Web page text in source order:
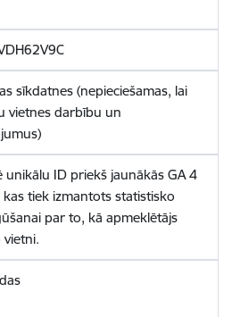
sīkdatnes (nepieciešamas, lai
vietnes darbību un
unikālu ID priekš jaunākās GA 4
kas tiek izmantots statistisko
par to, kā apmeklētājs
vietni.